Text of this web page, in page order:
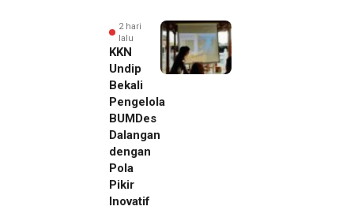
2 hari
lalu
KKN
Undip
Bekali
Pengelola
BUMDes
Dalangan
dengan
Pola
Pikir
Inovatif